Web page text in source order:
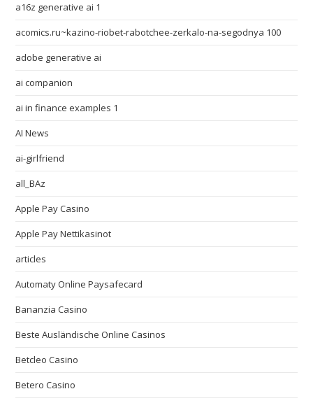
a16z generative ai 1
acomics.ru~kazino-riobet-rabotchee-zerkalo-na-segodnya 100
adobe generative ai
ai companion
ai in finance examples 1
AI News
ai-girlfriend
all_BAz
Apple Pay Casino
Apple Pay Nettikasinot
articles
Automaty Online Paysafecard
Bananzia Casino
Beste Ausländische Online Casinos
Betcleo Casino
Betero Casino